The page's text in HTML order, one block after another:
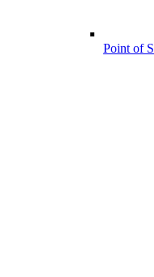
Point of